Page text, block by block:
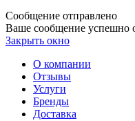
Сообщение отправлено
Ваше сообщение успешно
Закрыть окно
О компании
Отзывы
Услуги
Бренды
Доставка